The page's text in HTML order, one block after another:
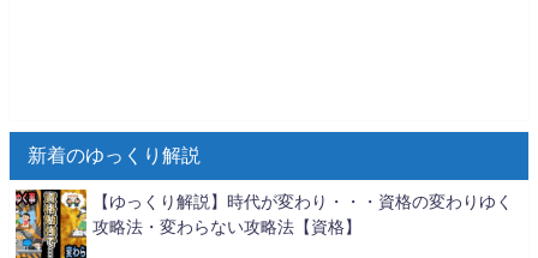
新着のゆっくり解説
【ゆっくり解説】時代が変わり・・・資格の変わりゆく
攻略法・変わらない攻略法【資格】